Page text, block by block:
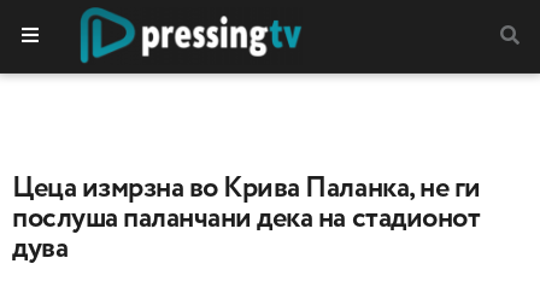
Цеца измрзна во Крива Паланка, не ги
послуша паланчани дека на стадионот
дува